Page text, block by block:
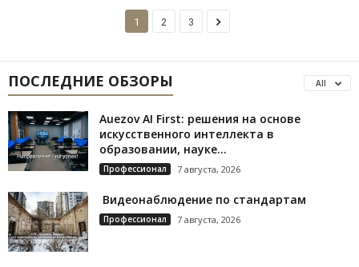
1 2 3
ПОСЛЕДНИЕ ОБЗОРЫ All
Auezov AI First: решения на основе
искусственного интеллекта в
образовании, науке...
Профессионал 7 августа, 2026
Видеонаблюдение по стандартам
Профессионал 7 августа, 2026